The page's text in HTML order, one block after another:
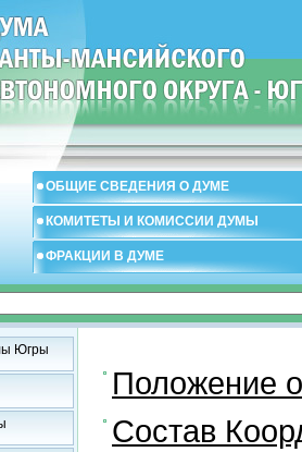
ОБЩИЕ СВЕДЕНИЯ О ДУМЕ
КОМИТЕТЫ И КОМИССИИ ДУМЫ
ФРАКЦИИ В ДУМЕ
Югры
Положение
Состав